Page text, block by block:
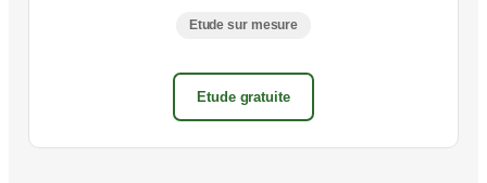
Etude sur mesure
Etude gratuite